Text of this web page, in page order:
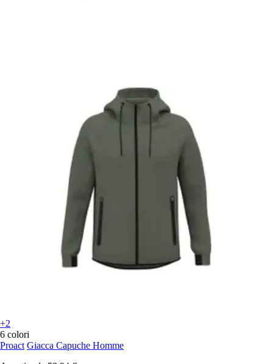
+2
6 colori
Proact Giacca Capuche Homme